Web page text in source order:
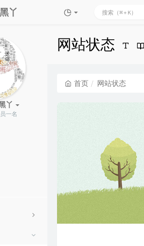
丫
丫
一名
0
网站状态
首页 网站状态